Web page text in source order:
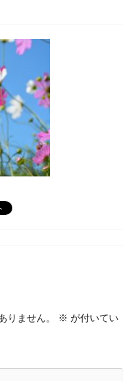
りません。
※ が付いてい